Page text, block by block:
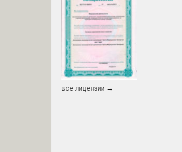
все лицензии →